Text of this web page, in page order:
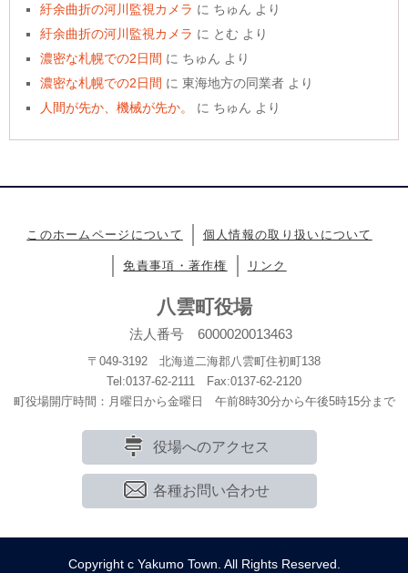
紆余曲折の河川監視カメラ に ちゅん より
紆余曲折の河川監視カメラ に とむ より
濃密な札幌での2日間 に ちゅん より
濃密な札幌での2日間 に東海地方の同業者 より
人間が先か、機械が先か。
に ちゅん より
このホームページについて 個人情報の取り扱いについて
免責事項・著作権 リンク
八雲町役場
法人番号 6000020013463
〒049-3192 北海道二海郡八雲町住初町138
Tel:0137-62-2111 Fax:0137-62-2120
町役場開庁時間：月曜日から金曜日 午前8時30分から午後5時15分まで
役場へのアクセス
各種お問い合わせ
Copyright c Yakumo Town. All Rights Reserved.